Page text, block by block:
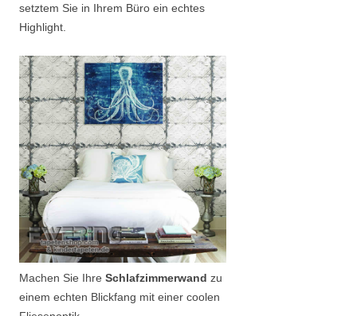
setztem Sie in Ihrem Büro ein echtes
Highlight.
Machen Sie Ihre Schlafzimmerwand zu
einem echten Blickfang mit einer coolen